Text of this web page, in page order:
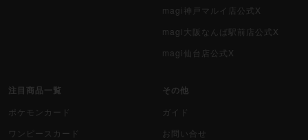
magi神戸マルイ店公式X
magi大阪なんば駅前店公式X
magi仙台店公式X
注目商品一覧
ポケモンカード
ワンピースカード
その他
ガイド
お問い合せ